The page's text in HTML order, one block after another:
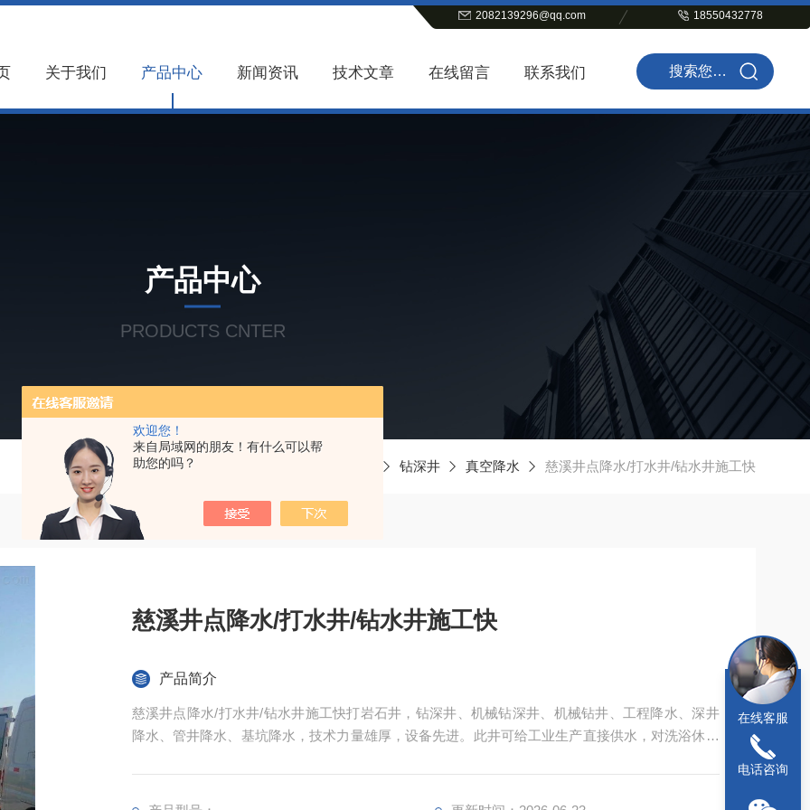
欢迎您！
来自局域网的朋友！有什么可以帮
助您的吗？
2082139296@qq.com 18550432778
关于我们 产品中心 新闻资讯 技术文章 在线留言 联系我们
产品中心
PRODUCTS CNTER
钻深井 真空降水 慈溪井点降水/打水井/钻水井施工快
慈溪井点降水/打水井/钻水井施工快
产品简介
慈溪井点降水/打水井/钻水井施工快打岩石井，钻深井、机械钻深井、机械钻井、工程降水、深井
降水、管井降水、基坑降水，技术力量雄厚，设备先进。此井可给工业生产直接供水，对洗浴休闲
在线客服
电话咨询